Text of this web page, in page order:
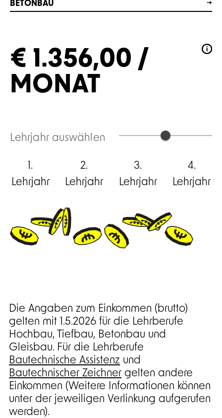
BETONBAU
€ 1.356,00 /
MONAT
Lehrjahr auswählen
1.
Lehrjahr
2.
Lehrjahr
3.
Lehrjahr
4.
Lehrjahr
Die Angaben zum Einkommen (brutto)
gelten mit 1.5.2026 für die Lehrberufe
Hochbau, Tiefbau, Betonbau und
Gleisbau. Für die Lehrberufe
Bautechnische Assistenz und
Bautechnischer Zeichner gelten andere
Einkommen (Weitere Informationen können
unter der jeweiligen Verlinkung aufgerufen
werden).